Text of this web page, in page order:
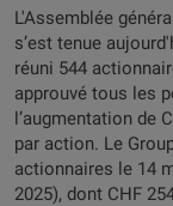
L'Assemblée
s’est tenue
réuni 544
approuvé tous les
l’augmentation de
par action. Le
actionnaires le 14
2025), dont CHF